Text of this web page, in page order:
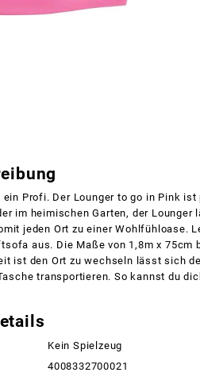
Profi. Der Lounger to go in Pink
im heimischen Garten, der
jeden Ort zu einer Wohlfühloase.
aus. Die Maße von 1,8m x 75cm
ist den Ort zu wechseln lässt sich
transportieren. So kannst du
Kein Spielzeug
4008332700021